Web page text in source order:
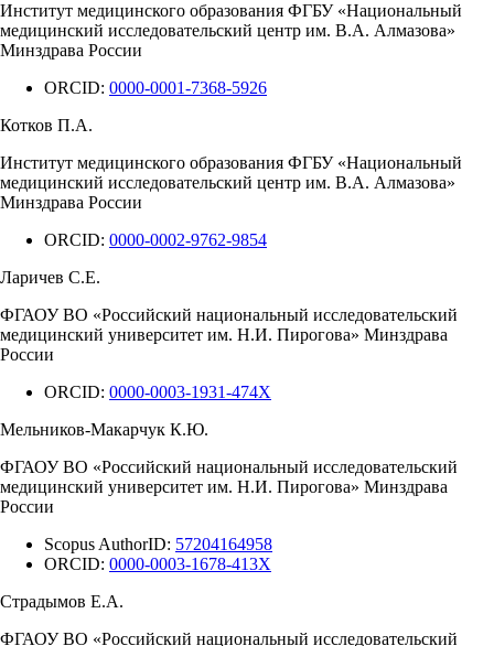
Институт медицинского образования ФГБУ «Национальный
медицинский исследовательский центр им. В.А. Алмазова»
Минздрава России
ORCID: 0000-0001-7368-5926
Котков П.А.
Институт медицинского образования ФГБУ «Национальный
медицинский исследовательский центр им. В.А. Алмазова»
Минздрава России
ORCID: 0000-0002-9762-9854
Ларичев С.Е.
ФГАОУ ВО «Российский национальный исследовательский
медицинский университет им. Н.И. Пирогова» Минздрава
России
ORCID: 0000-0003-1931-474X
Мельников-Макарчук К.Ю.
ФГАОУ ВО «Российский национальный исследовательский
медицинский университет им. Н.И. Пирогова» Минздрава
России
Scopus AuthorID: 57204164958
ORCID: 0000-0003-1678-413X
Страдымов Е.А.
ФГАОУ ВО «Российский национальный исследовательский